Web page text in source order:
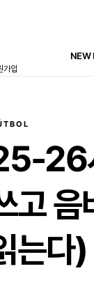
ㅋ
NEW
가입
26
고음
는다)